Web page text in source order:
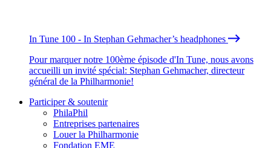
In Tune 100 - In Stephan Gehmacher’s headphones
Pour marquer notre 100ème épisode d'In Tune, nous avons
accueilli un invité spécial: Stephan Gehmacher, directeur
général de la Philharmonie!
Participer & soutenir
PhilaPhil
Entreprises partenaires
Louer la Philharmonie
Fondation EME